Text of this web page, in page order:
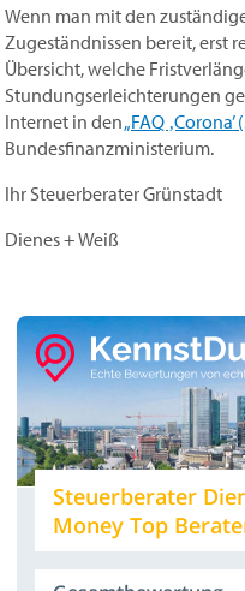
Wenn man mit den
Zugeständnissen bereit, erst
Übersicht, welche
Stundungserleichterungen
Internet in den„FAQ
Bundesfinanzministerium.
Ihr Steuerberater Grünstadt
Dienes + Weiß
Steuerberater
Money Top